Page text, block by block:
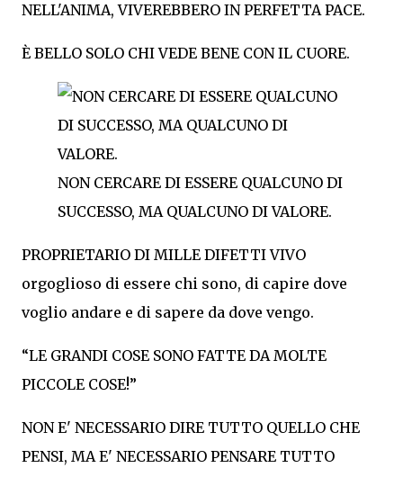
NELL'ANIMA, VIVEREBBERO IN PERFETTA PACE.
È BELLO SOLO CHI VEDE BENE CON IL CUORE.
NON CERCARE DI ESSERE QUALCUNO DI
SUCCESSO, MA QUALCUNO DI VALORE.
PROPRIETARIO DI MILLE DIFETTI VIVO
orgoglioso di essere chi sono, di capire dove
voglio andare e di sapere da dove vengo.
“LE GRANDI COSE SONO FATTE DA MOLTE
PICCOLE COSE!”
NON E' NECESSARIO DIRE TUTTO QUELLO CHE
PENSI, MA E' NECESSARIO PENSARE TUTTO